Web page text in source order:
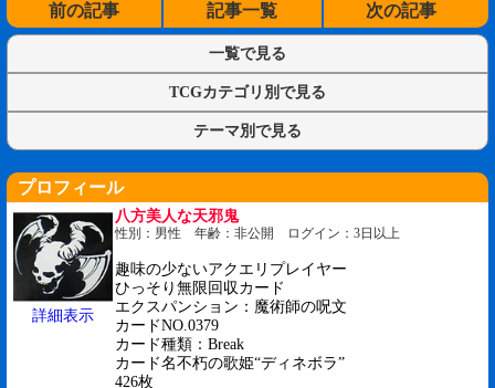
前の記事 記事一覧 次の記事
一覧で見る
TCGカテゴリ別で見る
テーマ別で見る
プロフィール
詳細表示
八方美人な天邪鬼
性別：男性 年齢：非公開 ログイン：3日以上
趣味の少ないアクエリプレイヤー
ひっそり無限回収カード
エクスパンション：魔術師の呪文
カードNO.0379
カード種類：Break
カード名不朽の歌姫“ディネボラ”
426枚